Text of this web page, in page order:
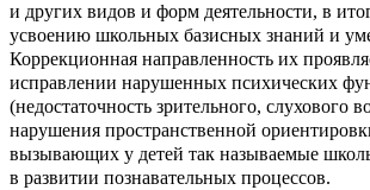
и других видов и форм деятельности, в
усвоению школьных базисных знаний и
Коррекционная направленность их
исправлении нарушенных психических
(недостаточность зрительного, слухового
нарушения пространственной
вызывающих у детей так называемые
в развитии познавательных процессов.